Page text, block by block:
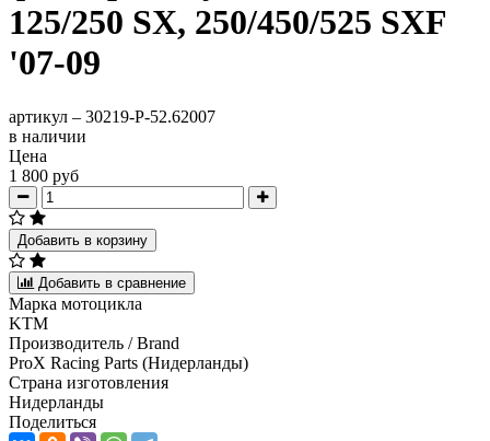
125/250 SX, 250/450/525 SXF
'07-09
артикул – 30219-P-52.62007
в наличии
Цена
1 800 руб
Добавить в корзину
Добавить в сравнение
Марка мотоцикла
KTM
Производитель / Brand
ProX Racing Parts (Нидерланды)
Страна изготовления
Нидерланды
Поделиться